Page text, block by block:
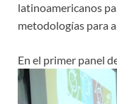
latinoamericanos
metodologías para
En el primer panel d